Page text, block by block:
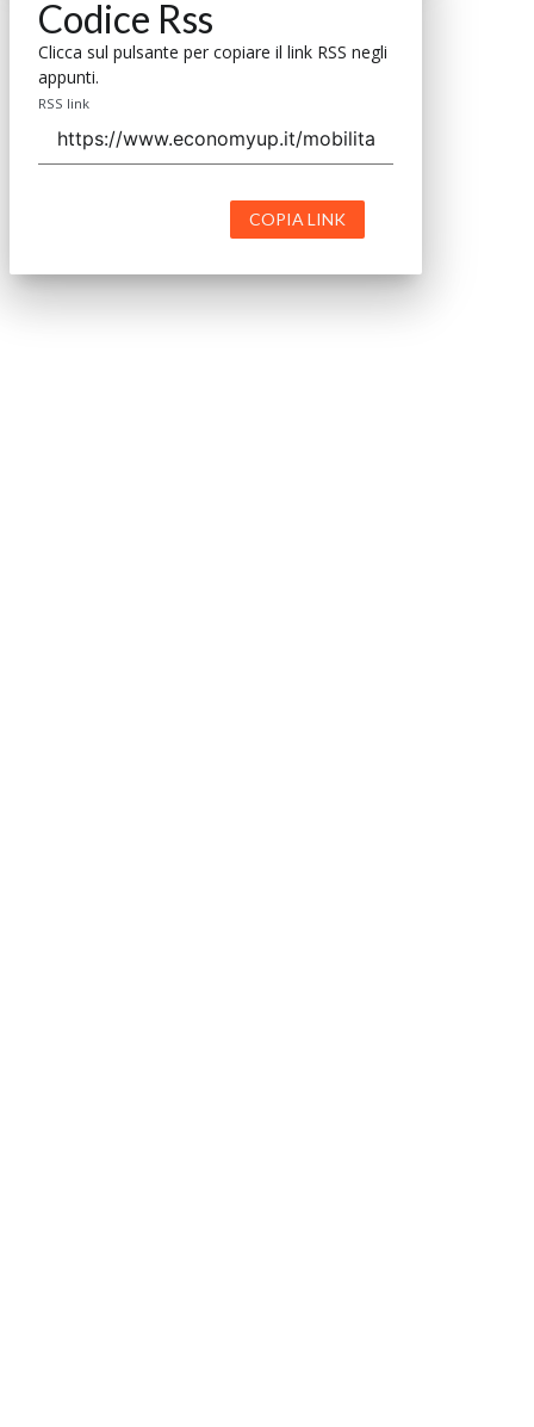
Codice Rss
Clicca sul pulsante per copiare il link RSS negli
appunti.
RSS link
COPIA LINK